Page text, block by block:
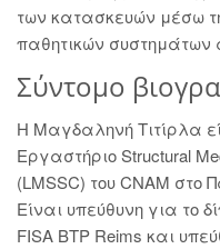
των κατασκευών μέσω
παθητικών συστημάτων
Σύντομο
Η Μαγδαληνή Τιτίρλα
Εργαστήριο Structural
(LMSSC) του CNAM στο
Είναι υπεύθυνη για το
FISA BTP Reims και